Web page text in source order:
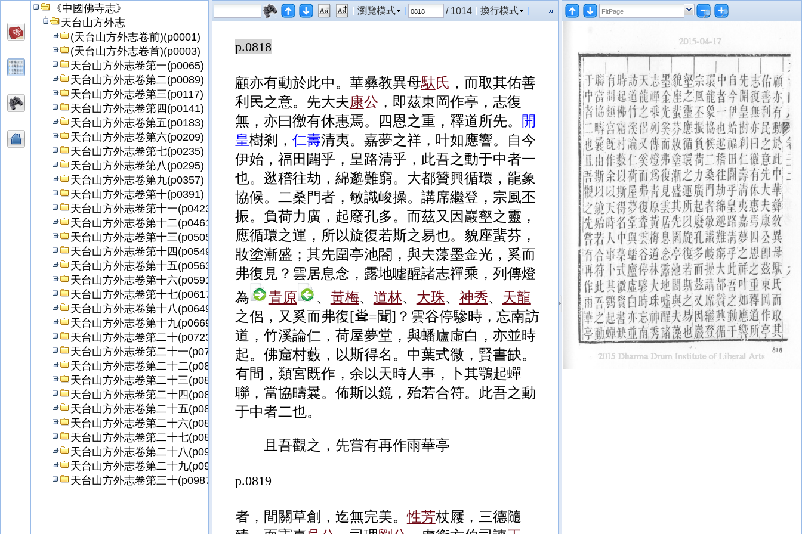
《中國佛寺志》
天台山方外志
(天台山方外志卷前)(p0001)
(天台山方外志卷首)(p0003)
天台山方外志卷第一(p0065)
天台山方外志卷第二(p0089)
天台山方外志卷第三(p0117)
天台山方外志卷第四(p0141)
天台山方外志卷第五(p0183)
天台山方外志卷第六(p0209)
天台山方外志卷第七(p0235)
天台山方外志卷第八(p0295)
天台山方外志卷第九(p0357)
天台山方外志卷第十(p0391)
天台山方外志卷第十一(p0423)
天台山方外志卷第十二(p0461)
天台山方外志卷第十三(p0505)
天台山方外志卷第十四(p0549)
天台山方外志卷第十五(p0563)
天台山方外志卷第十六(p0591)
天台山方外志卷第十七(p0617)
天台山方外志卷第十八(p0649)
天台山方外志卷第十九(p0669)
天台山方外志卷第二十(p0723)
天台山方外志卷第二十一(p0757)
天台山方外志卷第二十二(p0801)
天台山方外志卷第二十三(p0821)
天台山方外志卷第二十四(p0845)
天台山方外志卷第二十五(p0871)
天台山方外志卷第二十六(p0891)
天台山方外志卷第二十七(p0899)
天台山方外志卷第二十八(p0913)
天台山方外志卷第二十九(p0967)
天台山方外志卷第三十(p0987)
瀏覽模式 / 1014 換行模式
輩，僉以為遇奇。遂伐石乞記，余未遑也，
p.0818
顧亦有動於此中。華彝教異母馱氏 ，而取其佑善
利民之意。先大夫康公 ，即茲東岡作亭， 志復
無，亦曰徼有休惠焉。四恩之重，釋道所先。
開
皇樹剎， 仁壽清夷。嘉夢之祥，叶如應響。
自今
伊始，福田闢乎，皇路清乎，此吾之動于中者一
也。逖稽往劫，綿邈難窮。大都贊興循環，龍象
協候。二桑門者，敏識峻操。講席繼登，宗風丕
振。負荷力廣，起廢孔多。而茲又因巖壑之靈，
應循環之運，所以旋復若斯之易也。貌座蜚芬，
妝塗漸盛；其先圍亭池閤，與夫藻墨金光，奚而
弗復見？雲居息念，露地噓醒諸志禪乘，列傳燈
為
青原 、 黃梅、 道林、 大珠、 神秀、 天龍
之侶，又奚而弗復[𥹢=聞] ？雲谷停驂時，忘南訪
道，竹溪論仁，荷屋夢堂，與蟠廬虛白，亦並時
起。佛窟村藪，以斯得名。中葉式微，賢書缺。
有間，類宮既作，余以天時人事，卜其鶚起蟬
聯，當協疇曩。佈斯以鏡，殆若合符。此吾之動
于中者二也。
且吾觀之，先嘗有再作雨華亭
p.0819
者，間關草創，迄無完美。性芳杖屨，三德隨